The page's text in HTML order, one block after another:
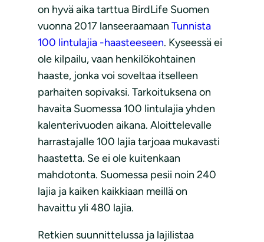
on hyvä aika tarttua BirdLife Suomen
vuonna 2017 lanseeraamaan Tunnista
100 lintulajia -haasteeseen. Kyseessä ei
ole kilpailu, vaan henkilökohtainen
haaste, jonka voi soveltaa itselleen
parhaiten sopivaksi. Tarkoituksena on
havaita Suomessa 100 lintulajia yhden
kalenterivuoden aikana. Aloittelevalle
harrastajalle 100 lajia tarjoaa mukavasti
haastetta. Se ei ole kuitenkaan
mahdotonta. Suomessa pesii noin 240
lajia ja kaiken kaikkiaan meillä on
havaittu yli 480 lajia.
Retkien suunnittelussa ja lajilistaa